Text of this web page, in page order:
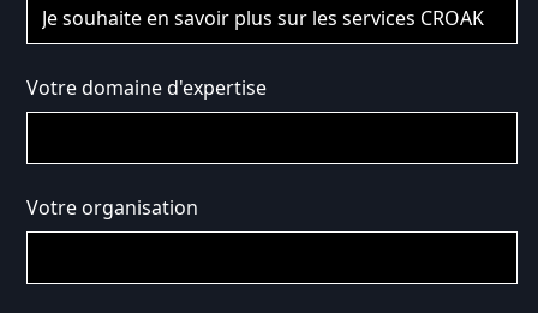
Votre domaine d'expertise
Votre organisation